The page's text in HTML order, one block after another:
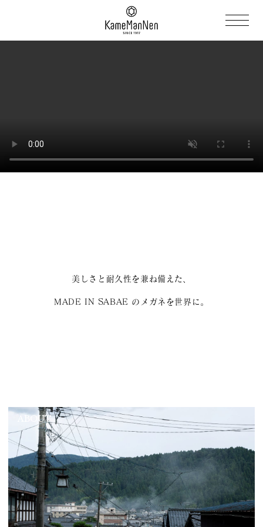
美しさと耐久性を兼ね備えた、
MADE IN SABAE のメガネを世界に。
ABOUT